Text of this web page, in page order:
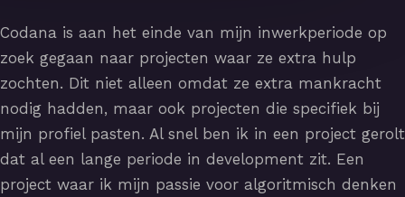
Codana is aan het einde van mijn inwerkperiode op
zoek gegaan naar projecten waar ze extra hulp
zochten. Dit niet alleen omdat ze extra mankracht
nodig hadden, maar ook projecten die specifiek bij
mijn profiel pasten. Al snel ben ik in een project gerolt
dat al een lange periode in development zit. Een
project waar ik mijn passie voor algoritmisch denken